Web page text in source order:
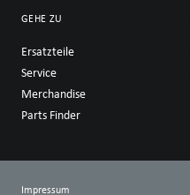
GEHE ZU
Ersatzteile
Service
Merchandise
Parts Finder
Impressum